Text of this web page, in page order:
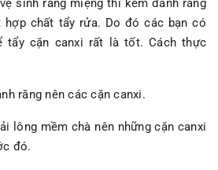
sinh răng miệng thì kem đánh răng
chất tẩy rửa. Do đó các bạn có
tẩy cặn canxi rất là tốt. Cách thực
răng nên các cặn canxi.
lông mềm chà nên những cặn canxi
đó.